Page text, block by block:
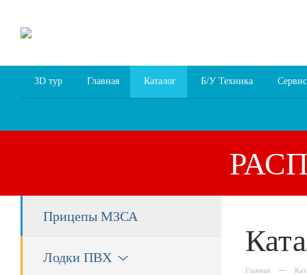
3D тур Главная Каталог Б/У Техника Сервис
Прицепы МЗСА
Лодки ПВХ
Главная